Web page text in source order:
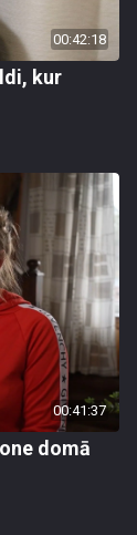
00:42:18
kur
00:41:37
domā